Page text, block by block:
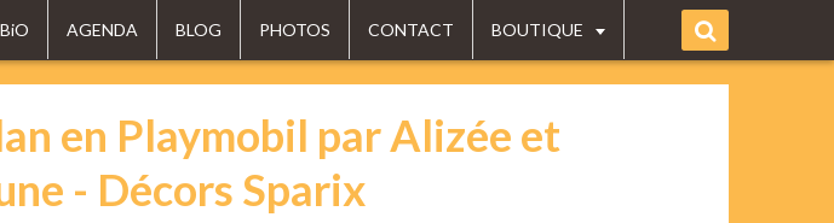
BiO AGENDA BLOG PHOTOS CONTACT BOUTIQUE
en Playmobil par Alizée et
- Décors Sparix